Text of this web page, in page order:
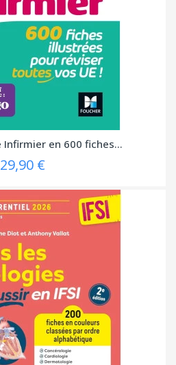
Infirmier en 600 fiches...
29,90 €